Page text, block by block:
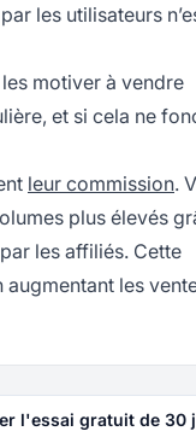
les utilisateurs
motiver à vendre
et si cela ne
leur commission.
plus élevés
les affiliés. Cette
les
l'essai gratuit de 30